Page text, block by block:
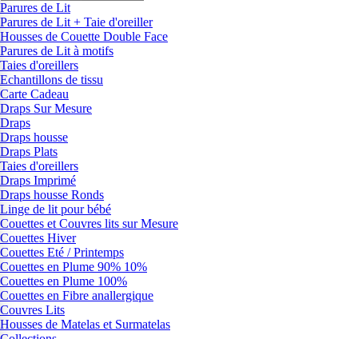
Parures de Lit
Parures de Lit + Taie d'oreiller
Housses de Couette Double Face
Parures de Lit à motifs
Taies d'oreillers
Echantillons de tissu
Carte Cadeau
Draps Sur Mesure
Draps
Draps housse
Draps Plats
Taies d'oreillers
Draps Imprimé
Draps housse Ronds
Linge de lit pour bébé
Couettes et Couvres lits sur Mesure
Couettes Hiver
Couettes Eté / Printemps
Couettes en Plume 90% 10%
Couettes en Plume 100%
Couettes en Fibre anallergique
Couvres Lits
Housses de Matelas et Surmatelas